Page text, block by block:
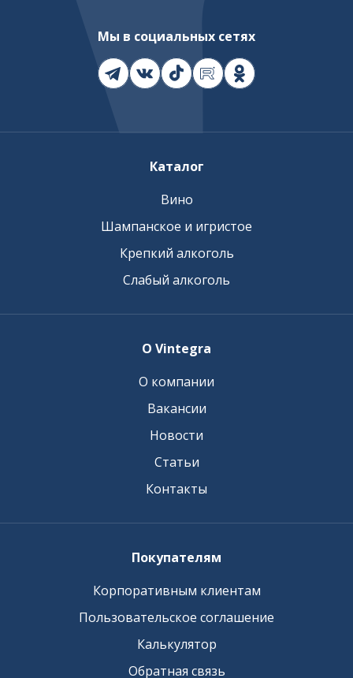
Мы в социальных сетях
Каталог
Вино
Шампанское и игристое
Крепкий алкоголь
Слабый алкоголь
О Vintegra
О компании
Вакансии
Новости
Статьи
Контакты
Покупателям
Корпоративным клиентам
Пользовательское соглашение
Калькулятор
Обратная связь